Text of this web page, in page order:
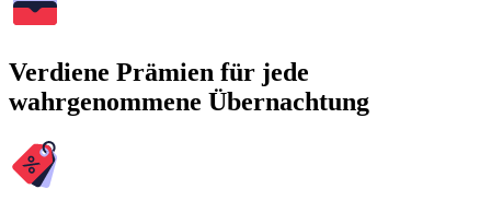
Verdiene Prämien für jede
wahrgenommene Übernachtung